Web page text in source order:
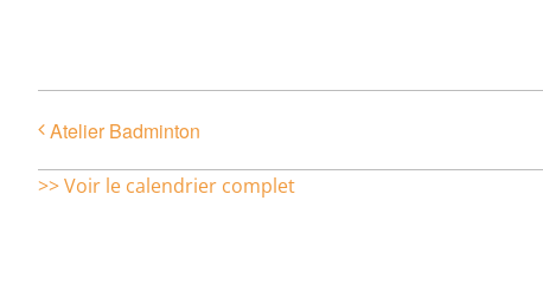
Atelier Badminton
>> Voir le calendrier complet